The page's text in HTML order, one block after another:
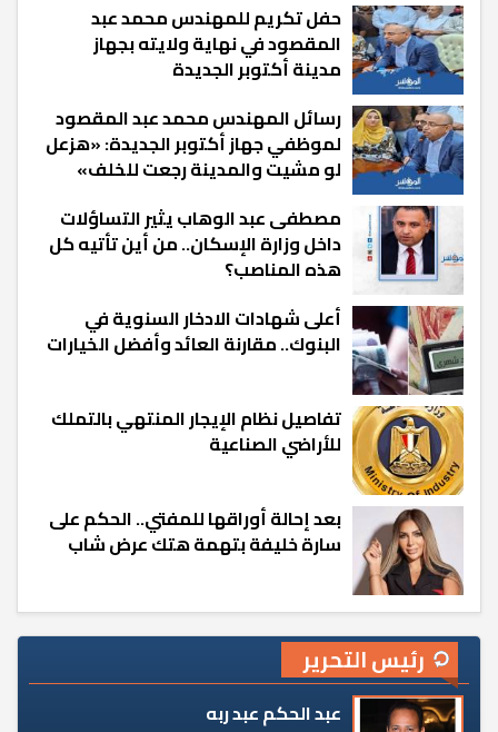
حفل تكريم للمهندس محمد عبد
المقصود في نهاية ولايته بجهاز
مدينة أكتوبر الجديدة
رسائل المهندس محمد عبد المقصود
لموظفي جهاز أكتوبر الجديدة: «هزعل
لو مشيت والمدينة رجعت للخلف»
مصطفى عبد الوهاب يثير التساؤلات
داخل وزارة الإسكان.. من أين تأتيه كل
هذه المناصب؟
أعلى شهادات الادخار السنوية في
البنوك.. مقارنة العائد وأفضل الخيارات
تفاصيل نظام الإيجار المنتهي بالتملك
للأراضي الصناعية
بعد إحالة أوراقها للمفتي.. الحكم على
سارة خليفة بتهمة هتك عرض شاب
رئيس التحرير
عبد الحكم عبد ربه